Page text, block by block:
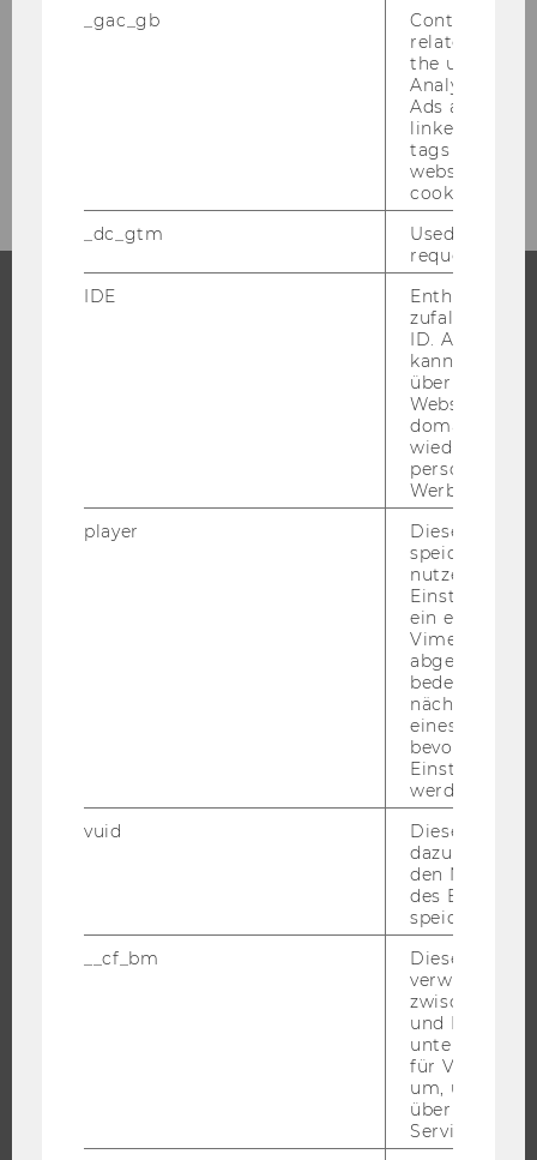
Exercise No. 29: Renewable Energy in the
Exercise No. 30: Revenue Forecast &
INTERNATIONALE UND INCOMING EXCHANGE STUDIERENDE
ANGEBOTE FÜR SCHULEN UND STUDIENINTERESSIERTE
ORGANISATION DER FORSCHUNG
_gac_gb
Contains
related
the user. If
Analytics and
Ads accounts
linked, the
tags on the
website read
cookie.
_dc_gtm
Used to
request rate.
IDE
Enthält eine
ID. Anhand
kann Google
über
Websites
Werbung
player
Dieses Cookie
speichert
ein
Vimeo-Video
abgespielt
bedeutet,
nächsten
eines Vimeo-
bevorzugten
werden.
vuid
Dieser
dazu
den
des
speichern.
__cf_bm
Dieses
verwendet,
zwischen
und Bots zu
für Vimeo
um, um
über die
Service zu